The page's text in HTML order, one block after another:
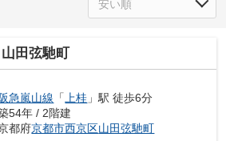
山田弦馳町
阪急嵐山線 「 上桂 」駅 徒歩6分
54年 / 2階建
都府京都市西京区山田弦馳町